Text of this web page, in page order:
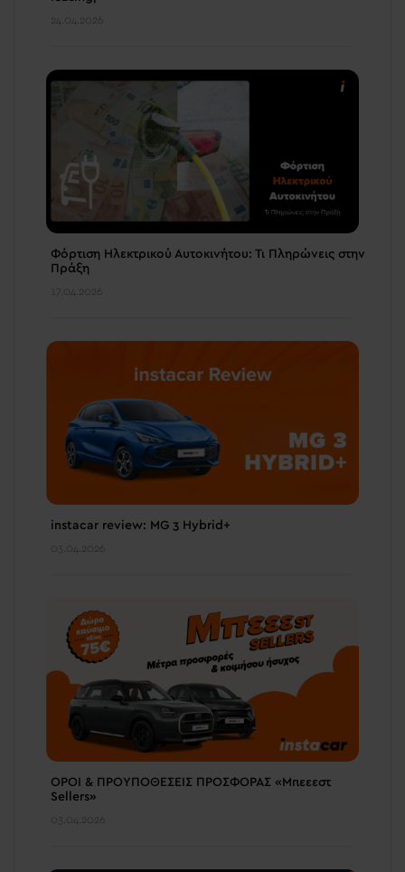
24.04.2026
Φόρτιση Ηλεκτρικού Αυτοκινήτου: Τι Πληρώνεις στην
Πράξη
17.04.2026
instacar review: MG 3 Hybrid+
03.04.2026
ΟΡΟΙ & ΠΡΟΥΠΟΘΕΣΕΙΣ ΠΡΟΣΦΟΡΑΣ «Μπεεεστ
Sellers»
03.04.2026